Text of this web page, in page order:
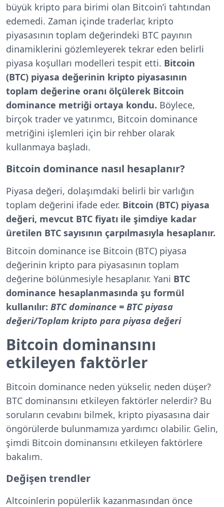
büyük kripto para birimi olan Bitcoin’i tahtından
edemedi. Zaman içinde traderlar, kripto
piyasasının toplam değerindeki BTC payının
dinamiklerini gözlemleyerek tekrar eden belirli
piyasa koşulları modelleri tespit etti. Bitcoin
(BTC) piyasa değerinin kripto piyasasının
toplam değerine oranı ölçülerek Bitcoin
dominance metriği ortaya kondu. Böylece,
birçok trader ve yatırımcı, Bitcoin dominance
metriğini işlemleri için bir rehber olarak
kullanmaya başladı.
Bitcoin dominance nasıl hesaplanır?
Piyasa değeri, dolaşımdaki belirli bir varlığın
toplam değerini ifade eder. Bitcoin (BTC) piyasa
değeri, mevcut BTC fiyatı ile şimdiye kadar
üretilen BTC sayısının çarpılmasıyla hesaplanır.
Bitcoin dominance ise Bitcoin (BTC) piyasa
değerinin kripto para piyasasının toplam
değerine bölünmesiyle hesaplanır. Yani BTC
dominance hesaplanmasında şu formül
kullanılır: BTC dominance = BTC piyasa
değeri/Toplam kripto para piyasa değeri
Bitcoin dominansını
etkileyen faktörler
Bitcoin dominance neden yükselir, neden düşer?
BTC dominansını etkileyen faktörler nelerdir? Bu
soruların cevabını bilmek, kripto piyasasına dair
öngörülerde bulunmamıza yardımcı olabilir. Gelin,
şimdi Bitcoin dominansını etkileyen faktörlere
bakalım.
Değişen trendler
Altcoinlerin popülerlik kazanmasından önce